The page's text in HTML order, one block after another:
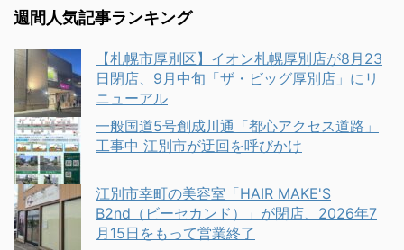
週間人気記事ランキング
【札幌市厚別区】イオン札幌厚別店が8月23
日閉店、9月中旬「ザ・ビッグ厚別店」にリ
ニューアル
一般国道5号創成川通「都心アクセス道路」
工事中 江別市が迂回を呼びかけ
江別市幸町の美容室「HAIR MAKE'S
B2nd（ビーセカンド）」が閉店、2026年7
月15日をもって営業終了